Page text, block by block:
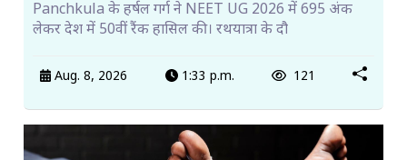
Panchkula के हर्षल गर्ग ने NEET UG 2026 में 695 अंक
लेकर देश में 50वीं रैंक हासिल की। रथयात्रा के दौ
Aug. 8, 2026 1:33 p.m. 121